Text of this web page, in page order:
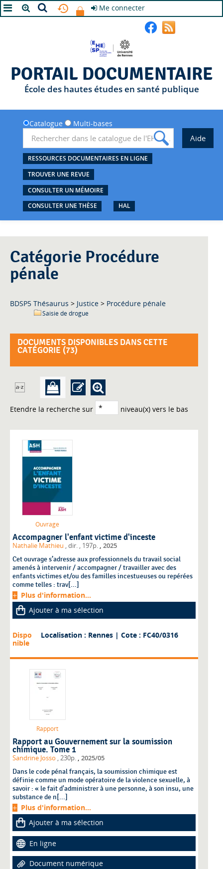
Me connecter
PORTAIL DOCUMENTAIRE
École des hautes études en santé publique
Catalogue Multi-bases
RESSOURCES DOCUMENTAIRES EN LIGNE
TROUVER UNE REVUE
CONSULTER UN MÉMOIRE
CONSULTER UNE THÈSE
HAL
Catégorie Procédure
pénale
BDSP5 Thésaurus > Justice > Procédure pénale
Saisie de drogue
DOCUMENTS DISPONIBLES DANS CETTE
CATÉGORIE (73)
Etendre la recherche sur niveau(x) vers le bas
Ouvrage
Accompagner l'enfant victime d'inceste
Nathalie Mathieu , dir. , 197p. , 2025
Cet ouvrage s’adresse aux professionnels du travail social
amenés à intervenir / accompagner / travailler avec des
enfants victimes et/ou des familles incestueuses ou repérées
comme telles : trav[...]
Plus d'information...
Ajouter à ma sélection
Dispo
nible
Localisation : Rennes | Cote : FC40/0316
Rapport
Rapport au Gouvernement sur la soumission
chimique. Tome 1
Sandrine Josso , 230p. , 2025/05
Dans le code pénal français, la soumission chimique est
définie comme un mode opératoire de la violence sexuelle, à
savoir : « le fait d'administrer à une personne, à son insu, une
substance de n[...]
Plus d'information...
Ajouter à ma sélection
En ligne
Document numérique